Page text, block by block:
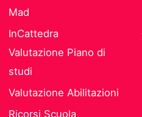
Mad
InCattedra
Valutazione Piano di
studi
Valutazione Abilitazioni
Ricorsi Scuola